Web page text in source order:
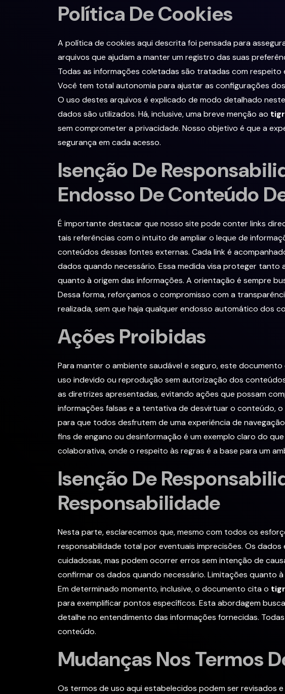
Política De Cookies
A política de cookies aqui descrita foi pensada para
arquivos que ajudam a manter um registro das suas
Todas as informações coletadas são tratadas com
Você tem total autonomia para ajustar as configurações
O uso destes arquivos é explicado de modo detalhado
dados são utilizados. Há, inclusive, uma breve menção ao
sem comprometer a privacidade. Nosso objetivo é que a
segurança em cada acesso.
Isenção De
Endosso De Conteúdo
É importante destacar que nosso site pode conter links
tais referências com o intuito de ampliar o leque de
conteúdos dessas fontes externas. Cada link é
dados quando necessário. Essa medida visa proteger
quanto à origem das informações. A orientação é sempre
Dessa forma, reforçamos o compromisso com a
realizada, sem que haja qualquer endosso automático dos
Ações Proibidas
Para manter o ambiente saudável e seguro, este
uso indevido ou reprodução sem autorização dos
as diretrizes apresentadas, evitando ações que possam
informações falsas e a tentativa de desvirtuar o conteúdo,
para que todos desfrutem de uma experiência de
fins de engano ou desinformação é um exemplo claro do
colaborativa, onde o respeito às regras é a base para um
Isenção De
Responsabilidade
Nesta parte, esclarecemos que, mesmo com todos os
responsabilidade total por eventuais imprecisões. Os
cuidadosas, mas podem ocorrer erros sem intenção de
confirmar os dados quando necessário. Limitações quanto
Em determinado momento, inclusive, o documento cita o
para exemplificar pontos específicos. Esta abordagem
detalhe no entendimento das informações fornecidas.
conteúdo.
Mudanças Nos Termos
Os termos de uso aqui estabelecidos podem ser revisados